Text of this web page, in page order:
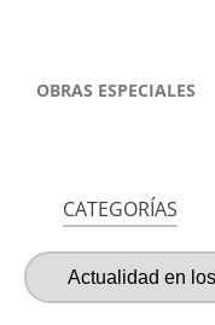
OBRAS ESPECIALES
CATEGORÍAS